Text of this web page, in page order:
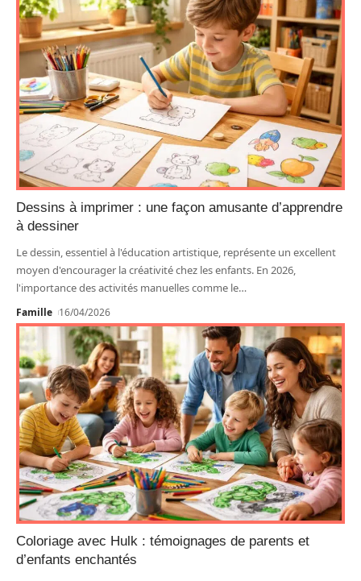
Dessins à imprimer : une façon amusante d’apprendre
à dessiner
Le dessin, essentiel à l'éducation artistique, représente un excellent
moyen d'encourager la créativité chez les enfants. En 2026,
l'importance des activités manuelles comme le…
Famille 16/04/2026
Coloriage avec Hulk : témoignages de parents et
d’enfants enchantés